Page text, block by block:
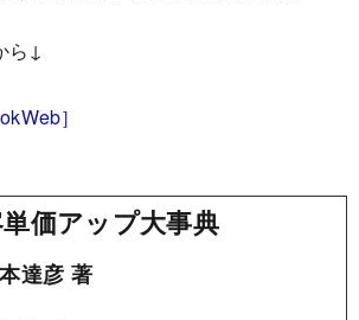
ら↓
］
価アップ大事典
達彦 著